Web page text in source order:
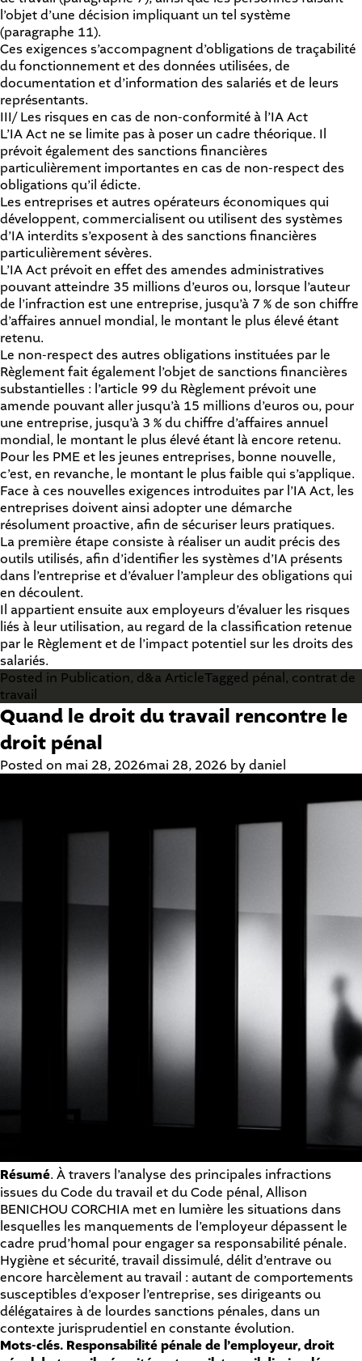
l’objet d’une décision impliquant un tel système
(paragraphe 11).
Ces exigences s’accompagnent d’obligations de traçabilité
du fonctionnement et des données utilisées, de
documentation et d’information des salariés et de leurs
représentants.
III/ Les risques en cas de non-conformité à l’IA Act
L’IA Act ne se limite pas à poser un cadre théorique. Il
prévoit également des sanctions financières
particulièrement importantes en cas de non-respect des
obligations qu’il édicte.
Les entreprises et autres opérateurs économiques qui
développent, commercialisent ou utilisent des systèmes
d’IA interdits s’exposent à des sanctions financières
particulièrement sévères.
L’IA Act prévoit en effet des amendes administratives
pouvant atteindre 35 millions d’euros ou, lorsque l’auteur
de l’infraction est une entreprise, jusqu’à 7 % de son chiffre
d’affaires annuel mondial, le montant le plus élevé étant
retenu.
Le non-respect des autres obligations instituées par le
Règlement fait également l’objet de sanctions financières
substantielles : l’article 99 du Règlement prévoit une
amende pouvant aller jusqu’à 15 millions d’euros ou, pour
une entreprise, jusqu’à 3 % du chiffre d’affaires annuel
mondial, le montant le plus élevé étant là encore retenu.
Pour les PME et les jeunes entreprises, bonne nouvelle,
c’est, en revanche, le montant le plus faible qui s’applique.
Face à ces nouvelles exigences introduites par l’IA Act, les
entreprises doivent ainsi adopter une démarche
résolument proactive, afin de sécuriser leurs pratiques.
La première étape consiste à réaliser un audit précis des
outils utilisés, afin d’identifier les systèmes d’IA présents
dans l’entreprise et d’évaluer l’ampleur des obligations qui
en découlent.
Il appartient ensuite aux employeurs d’évaluer les risques
liés à leur utilisation, au regard de la classification retenue
par le Règlement et de l’impact potentiel sur les droits des
salariés.
Posted in Publication, d&a ArticleTagged pénal, contrat de
travail
Quand le droit du travail rencontre le
droit pénal
Posted on mai 28, 2026mai 28, 2026 bydaniel
Résumé. À travers l’analyse des principales infractions
issues du Code du travail et du Code pénal, Allison
BENICHOU CORCHIA met en lumière les situations dans
lesquelles les manquements de l’employeur dépassent le
cadre prud’homal pour engager sa responsabilité pénale.
Hygiène et sécurité, travail dissimulé, délit d’entrave ou
encore harcèlement au travail : autant de comportements
susceptibles d’exposer l’entreprise, ses dirigeants ou
délégataires à de lourdes sanctions pénales, dans un
contexte jurisprudentiel en constante évolution.
Mots-clés. Responsabilité pénale de l’employeur, droit